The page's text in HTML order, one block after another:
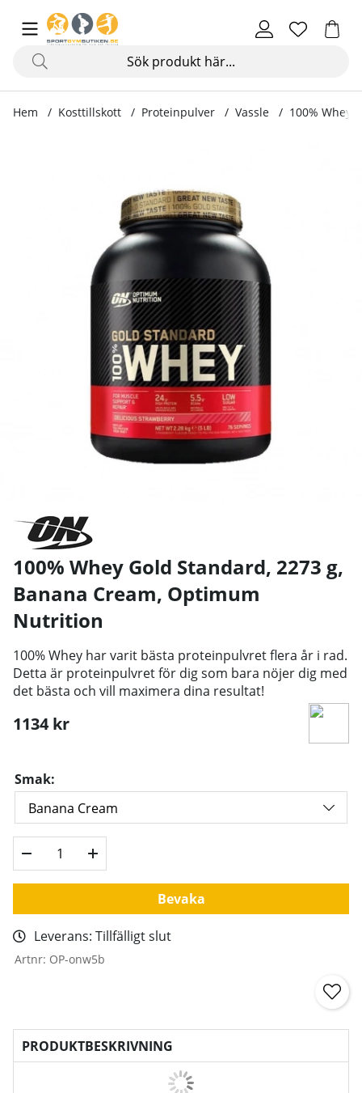
Hem Kosttillskott Proteinpulver Vassle 100% Whey
100% Whey Gold Standard, 2273 g,
Banana Cream, Optimum
Nutrition
100% Whey har varit bästa proteinpulvret flera år i rad.
Detta är proteinpulvret för dig som bara nöjer dig med
det bästa och vill maximera dina resultat!
1134kr
Smak:
Bevaka
Leverans: Tillfälligt slut
Artnr: OP-onw5b
PRODUKTBESKRIVNING